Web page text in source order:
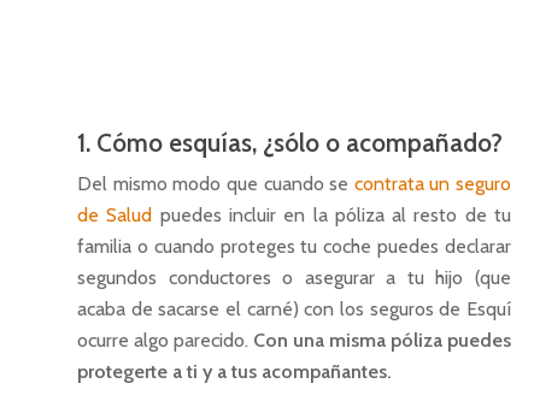
1. Cómo esquías, ¿sólo o acompañado?
Del mismo modo que cuando se contrata un seguro
de Salud puedes incluir en la póliza al resto de tu
familia o cuando proteges tu coche puedes declarar
segundos conductores o asegurar a tu hijo (que
acaba de sacarse el carné) con los seguros de Esquí
ocurre algo parecido. Con una misma póliza puedes
protegerte a ti y a tus acompañantes.